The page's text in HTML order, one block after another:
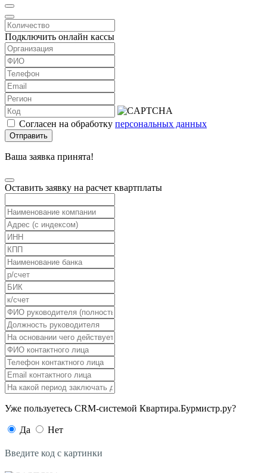
Подключить онлайн кассы
Согласен на обработку персональных данных
Отправить
Ваша заявка принята!
Оставить заявку на расчет квартплаты
Уже пользуетесь CRM-системой Квартира.Бурмистр.ру?
Да Нет
Введите код с картинки